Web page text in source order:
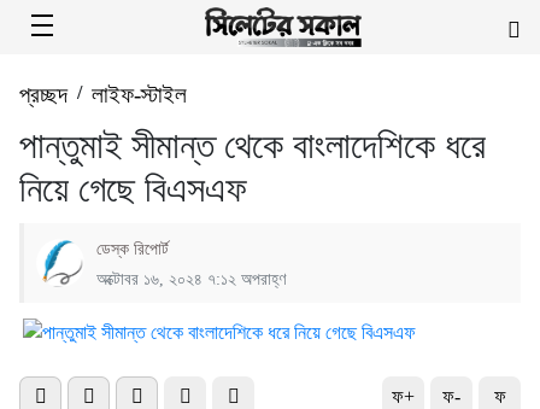
প্রচ্ছদ/ লাইফ-স্টাইল
পান্তুমাই সীমান্ত থেকে বাংলাদেশিকে ধরে
নিয়ে গেছে বিএসএফ
ডেস্ক রিপোর্ট
অক্টোবর ১৬, ২০২৪ ৭:১২ অপরাহ্ণ
ফ+ ফ- ফ